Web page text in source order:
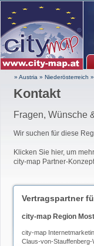
» Austria » Niederösterreich »
Kontakt
Fragen, Wünsche
Wir suchen für diese
Klicken Sie hier, um
city-map Partner-
Vertragspartner
city-map Region
city-map
Claus-von-Stauffenberg-